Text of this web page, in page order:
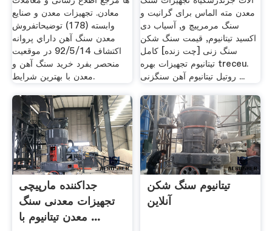
معادن. تجهیزات معدن و صنایع
وابسته (178) توضیحاتفروش
معدن سنگ آهن داراي پروانه
اكتشاف 92/5/14 در موقعيت
منحصر بفرد خرید سنگ آهن و
معدن با بهترین شرایط.
معدن مته الماس برای گرانیت و
سنگ مرمرپیچ و, آسیاب دی
اکسید تیتانیوم, قیمت سنگ شکن
سنگ زنی [چت زنده] کامل
تیتانیوم تجهیزات بهره treceu.
روتیل تیتانیوم آهن سنگزنی ...
جداکننده مارپیچی
تجهیزات معدنی سنگ
معدن تیتانیوم با ...
تیتانیوم سنگ شکن
آنلاین